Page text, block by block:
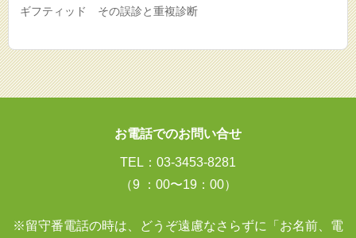
ギフティッド その誤診と重複診断
お電話でのお問い合せ
TEL：03-3453-8281
（9 ：00〜19：00）
※留守番電話の時は、どうぞ遠慮なさらずに「お名前、電